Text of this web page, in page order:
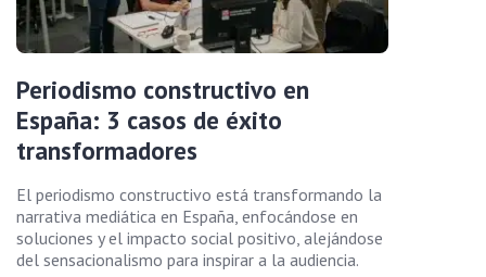
Periodismo constructivo en
España: 3 casos de éxito
transformadores
El periodismo constructivo está transformando la
narrativa mediática en España, enfocándose en
soluciones y el impacto social positivo, alejándose
del sensacionalismo para inspirar a la audiencia.